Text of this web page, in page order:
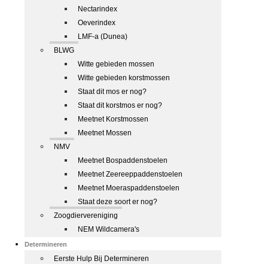
Nectarindex
Oeverindex
LMF-a (Dunea)
BLWG
Witte gebieden mossen
Witte gebieden korstmossen
Staat dit mos er nog?
Staat dit korstmos er nog?
Meetnet Korstmossen
Meetnet Mossen
NMV
Meetnet Bospaddenstoelen
Meetnet Zeereeppaddenstoelen
Meetnet Moeraspaddenstoelen
Staat deze soort er nog?
Zoogdiervereniging
NEM Wildcamera's
Determineren
Eerste Hulp Bij Determineren